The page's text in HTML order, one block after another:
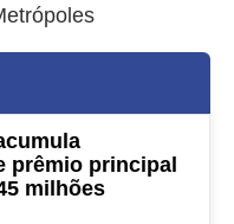
prêmio principal
milhões